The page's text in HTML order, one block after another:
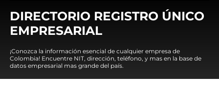
DIRECTORIO REGISTRO ÚNICO
EMPRESARIAL
¡Conozca la información esencial de cualquier empresa de
Colombia! Encuentre NIT, dirección, teléfono, y mas en la base de
datos empresarial mas grande del país.